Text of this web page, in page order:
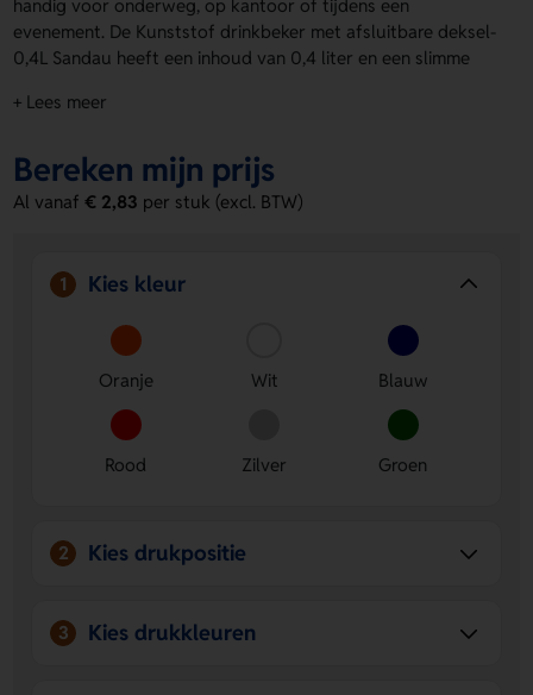
handig voor onderweg, op kantoor of tijdens een
evenement. De Kunststof drinkbeker met afsluitbare deksel-
0,4L Sandau heeft een inhoud van 0,4 liter en een slimme
drinkbeker. Op product kun je ook een naam of eigen
Zilver of Groen. Bestel of vraag een prijs op.
Voordelen van de Kunststof drinkbeker
Afsluitbare deksel:
Handig voor onderweg en helpt
knoeien te voorkomen.
Bedrukking op product:
Laat eenvoudig een logo, naam
of eigen ontwerp aanbrengen.
Meerdere kleuren beschikbaar:
Kies uit Oranje, Wit,
Blauw, Rood, Zilver en Groen voor een leuke match met
jouw huisstijl.
+ Lees meer
Bereken mijn prijs
Al vanaf€ 2,83 per stuk (excl. BTW)
1 Kies kleur
Oranje Wit Blauw
Rood Zilver Groen
2 Kies drukpositie
3 Kies drukkleuren